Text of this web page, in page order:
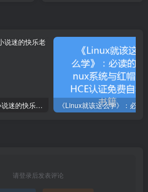
幻梦轻小说 – 轻小说迷的快乐老家
请登录后发表评论